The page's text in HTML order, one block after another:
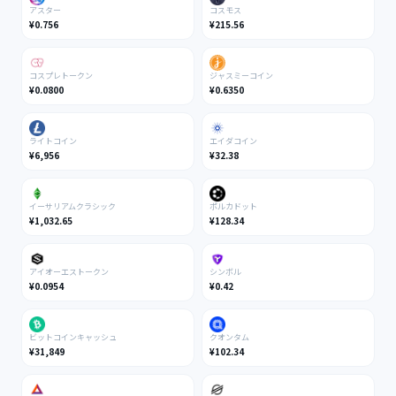
アスター
¥0.756
コスモス
¥215.56
コスプレトークン
¥0.0800
ジャスミーコイン
¥0.6350
ライトコイン
¥6,956
エイダコイン
¥32.38
イーサリアムクラシック
¥1,032.65
ポルカドット
¥128.34
アイオーエストークン
¥0.0954
シンボル
¥0.42
ビットコインキャッシュ
¥31,849
クオンタム
¥102.34